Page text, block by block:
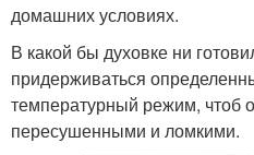
домашних условиях.
В какой бы духовке ни
придерживаться
температурный режим, чтоб
пересушенными и ломкими.